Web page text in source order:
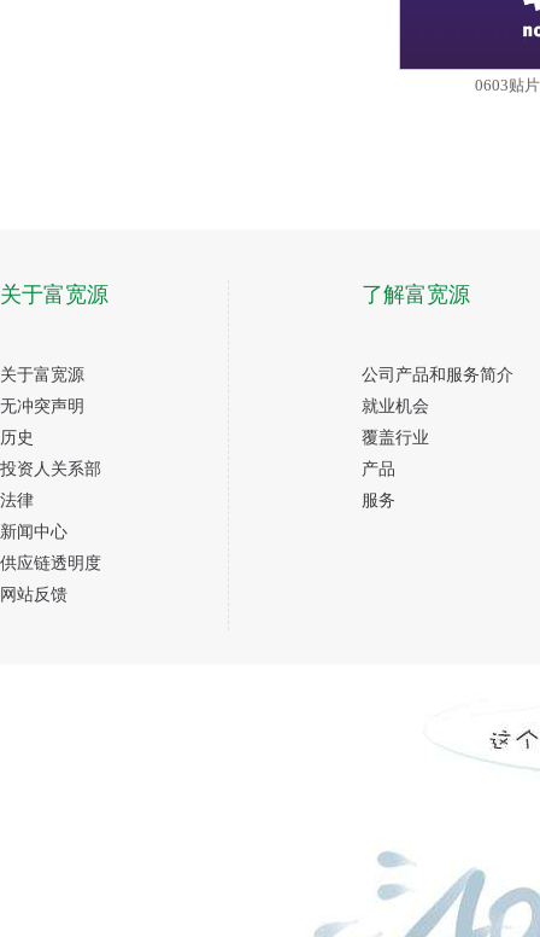
0603贴
关于富宽源
关于富宽源
无冲突声明
历史
投资人关系部
法律
新闻中心
供应链透明度
网站反馈
了解富宽源
公司产品和服务简介
就业机会
覆盖行业
产品
服务